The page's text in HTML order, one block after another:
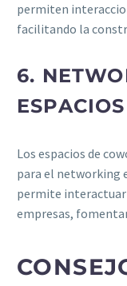
permiten
facilitando la
6.
Los espacios de
para el networking
permite
empresas,